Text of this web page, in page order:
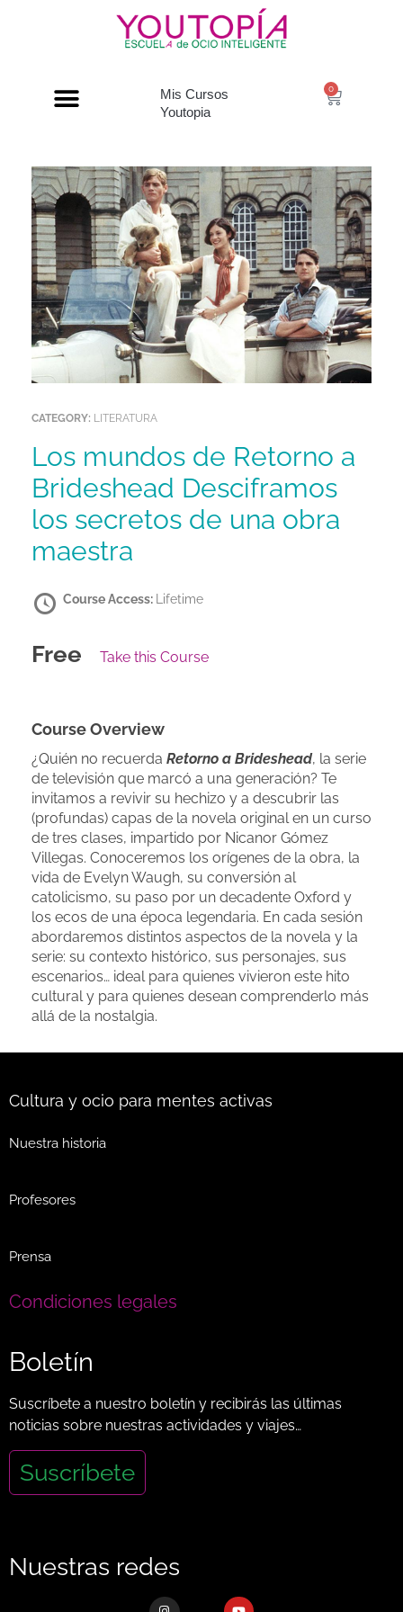
Mis Cursos
Youtopia
0
CATEGORY: LITERATURA
Los mundos de Retorno a
Brideshead Desciframos
los secretos de una obra
maestra
Course Access: Lifetime
Free Take this Course
Course Overview
¿Quién no recuerda Retorno a Brideshead, la serie
de televisión que marcó a una generación? Te
invitamos a revivir su hechizo y a descubrir las
(profundas) capas de la novela original en un curso
de tres clases, impartido por Nicanor Gómez
Villegas. Conoceremos los orígenes de la obra, la
vida de Evelyn Waugh, su conversión al
catolicismo, su paso por un decadente Oxford y
los ecos de una época legendaria. En cada sesión
abordaremos distintos aspectos de la novela y la
serie: su contexto histórico, sus personajes, sus
escenarios… ideal para quienes vivieron este hito
cultural y para quienes desean comprenderlo más
allá de la nostalgia.
Cultura y ocio para mentes activas
Nuestra historia
Profesores
Prensa
Condiciones legales
Boletín
Suscríbete a nuestro boletín y recibirás las últimas
noticias sobre nuestras actividades y viajes…
Suscríbete
Nuestras redes